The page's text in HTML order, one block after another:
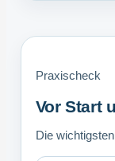
Praxischeck
Vor Start
Die